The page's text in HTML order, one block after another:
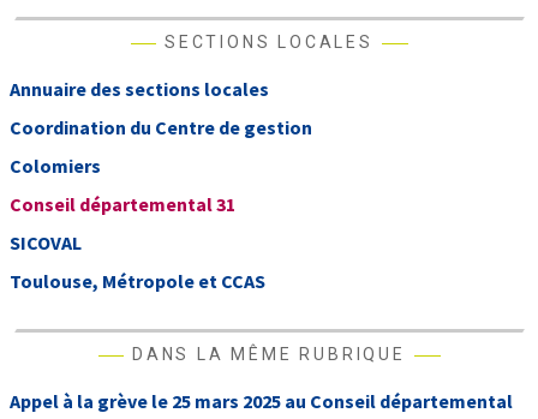
SECTIONS LOCALES
Annuaire des sections locales
Coordination du Centre de gestion
Colomiers
Conseil départemental 31
SICOVAL
Toulouse, Métropole et CCAS
DANS LA MÊME RUBRIQUE
Appel à la grève le 25 mars 2025 au Conseil départemental